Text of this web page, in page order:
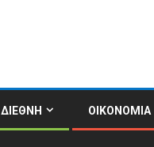
ΔΙΕΘΝΗ ΟΙΚΟΝΟΜΙΑ